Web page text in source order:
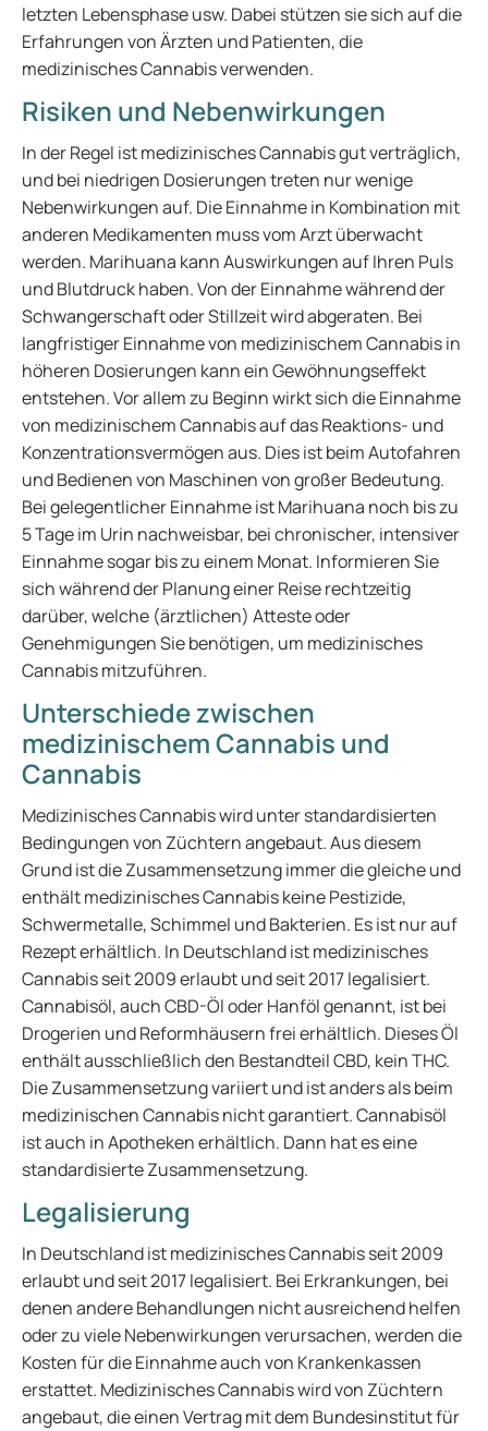
letzten Lebensphase usw. Dabei stützen sie sich auf die
Erfahrungen von Ärzten und Patienten, die
medizinisches Cannabis verwenden.
Risiken und Nebenwirkungen
In der Regel ist medizinisches Cannabis gut verträglich,
und bei niedrigen Dosierungen treten nur wenige
Nebenwirkungen auf. Die Einnahme in Kombination mit
anderen Medikamenten muss vom Arzt überwacht
werden. Marihuana kann Auswirkungen auf Ihren Puls
und Blutdruck haben. Von der Einnahme während der
Schwangerschaft oder Stillzeit wird abgeraten. Bei
langfristiger Einnahme von medizinischem Cannabis in
höheren Dosierungen kann ein Gewöhnungseffekt
entstehen. Vor allem zu Beginn wirkt sich die Einnahme
von medizinischem Cannabis auf das Reaktions- und
Konzentrationsvermögen aus. Dies ist beim Autofahren
und Bedienen von Maschinen von großer Bedeutung.
Bei gelegentlicher Einnahme ist Marihuana noch bis zu
5 Tage im Urin nachweisbar, bei chronischer, intensiver
Einnahme sogar bis zu einem Monat. Informieren Sie
sich während der Planung einer Reise rechtzeitig
darüber, welche (ärztlichen) Atteste oder
Genehmigungen Sie benötigen, um medizinisches
Cannabis mitzuführen.
Unterschiede zwischen
medizinischem Cannabis und
Cannabis
Medizinisches Cannabis wird unter standardisierten
Bedingungen von Züchtern angebaut. Aus diesem
Grund ist die Zusammensetzung immer die gleiche und
enthält medizinisches Cannabis keine Pestizide,
Schwermetalle, Schimmel und Bakterien. Es ist nur auf
Rezept erhältlich. In Deutschland ist medizinisches
Cannabis seit 2009 erlaubt und seit 2017 legalisiert.
Cannabisöl, auch CBD-Öl oder Hanföl genannt, ist bei
Drogerien und Reformhäusern frei erhältlich. Dieses Öl
enthält ausschließlich den Bestandteil CBD, kein THC.
Die Zusammensetzung variiert und ist anders als beim
medizinischen Cannabis nicht garantiert. Cannabisöl
ist auch in Apotheken erhältlich. Dann hat es eine
standardisierte Zusammensetzung.
Legalisierung
In Deutschland ist medizinisches Cannabis seit 2009
erlaubt und seit 2017 legalisiert. Bei Erkrankungen, bei
denen andere Behandlungen nicht ausreichend helfen
oder zu viele Nebenwirkungen verursachen, werden die
Kosten für die Einnahme auch von Krankenkassen
erstattet. Medizinisches Cannabis wird von Züchtern
angebaut, die einen Vertrag mit dem Bundesinstitut für